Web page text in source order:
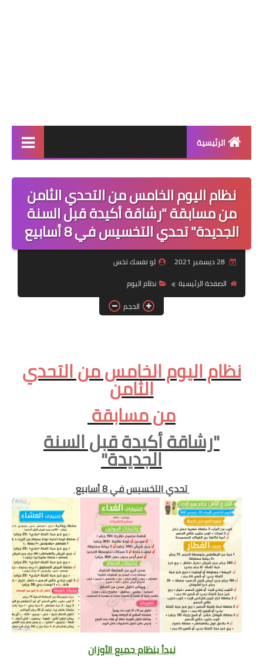
الرئيسية
أنظمة المسابقات
نظام اليوم
أنظمة التثبيت بعد الرجيم
أنظمة شهر رمضان
وصفات الطعام
Diet plan
نظام اليوم الخامس من التحدي الثامن
من مسابقة "رشاقة أكيدة قبل السنة
الجديدة" تحدي التخسيس في 8 أسابيع
28 ديسمبر 2021
لو نفسك تخس
الصفحة الرئيسية
نظام اليوم
الحجم
نظام اليوم الخامس من التحدي
الثامن
من مسابقة
"رشاقة أكيدة قبل السنة
الجديدة"
تحدي التخسيس في 8 أسابيع
نبدأ بنظام جميع الأوزان